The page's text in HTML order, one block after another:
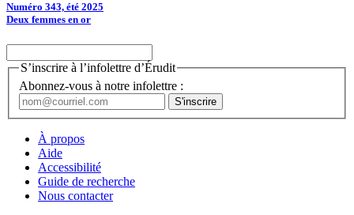
Numéro 343, été 2025
Deux femmes en or
S’inscrire à l’infolettre d’Érudit
Abonnez-vous à notre infolettre :
À propos
Aide
Accessibilité
Guide de recherche
Nous contacter